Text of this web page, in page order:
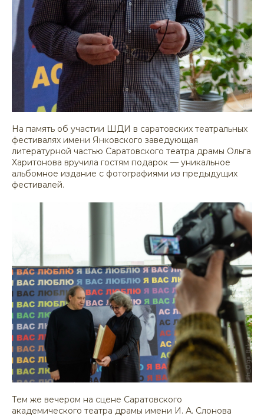
На память об участии ШДИ в саратовских театральных
фестивалях имени Янковского заведующая
литературной частью Саратовского театра драмы Ольга
Харитонова вручила гостям подарок — уникальное
альбомное издание с фотографиями из предыдущих
фестивалей.
Тем же вечером на сцене Саратовского
академического театра драмы имени И. А. Слонова